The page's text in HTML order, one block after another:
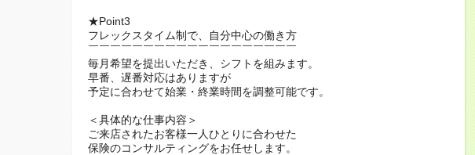
★Point3
フレックスタイム制で、自分中心の働き方
￣￣￣￣￣￣￣￣￣￣￣￣￣￣￣￣￣￣￣
毎月希望を提出いただき、シフトを組みます。
早番、遅番対応はありますが
予定に合わせて始業・終業時間を調整可能です。
＜具体的な仕事内容＞
ご来店されたお客様一人ひとりに合わせた
保険のコンサルティングをお任せします。